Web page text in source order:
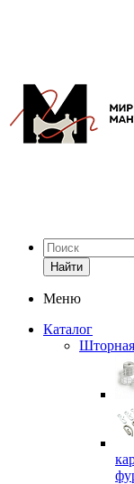
Найти
Меню
Каталог